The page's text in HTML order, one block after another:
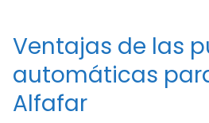
Ventajas de las
automáticas
Alfafar